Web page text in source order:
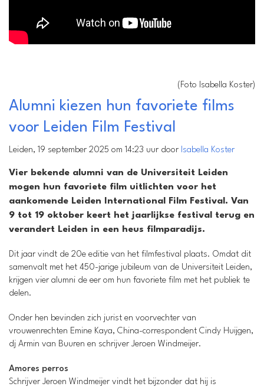
(Foto Isabella Koster)
Alumni kiezen hun favoriete films
voor Leiden Film Festival
Leiden, 19 september 2025 om 14:23 uur door Isabella Koster
Vier bekende alumni van de Universiteit Leiden
mogen hun favoriete film uitlichten voor het
aankomende Leiden International Film Festival. Van
9 tot 19 oktober keert het jaarlijkse festival terug en
verandert Leiden in een heus filmparadijs.
Dit jaar vindt de 20e editie van het filmfestival plaats. Omdat dit
samenvalt met het 450-jarige jubileum van de Universiteit Leiden,
krijgen vier alumni de eer om hun favoriete film met het publiek te
delen.
Onder hen bevinden zich jurist en voorvechter van
vrouwenrechten Emine Kaya, China-correspondent Cindy Huijgen,
dj Armin van Buuren en schrijver Jeroen Windmeijer.
Amores perros
Schrijver Jeroen Windmeijer vindt het bijzonder dat hij is